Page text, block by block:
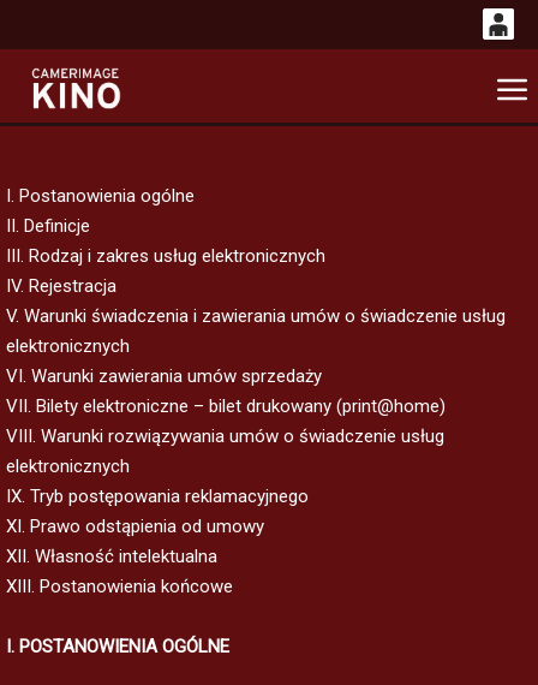
0,00
14
I. Postanowienia ogólne
II. Definicje
III. Rodzaj i zakres usług elektronicznych
IV. Rejestracja
V. Warunki świadczenia i zawierania umów o świadczenie usług
elektronicznych
VI. Warunki zawierania umów sprzedaży
VII. Bilety elektroniczne – bilet drukowany (print@home)
VIII. Warunki rozwiązywania umów o świadczenie usług
elektronicznych
IX. Tryb postępowania reklamacyjnego
XI. Prawo odstąpienia od umowy
XII. Własność intelektualna
XIII. Postanowienia końcowe
I. POSTANOWIENIA OGÓLNE